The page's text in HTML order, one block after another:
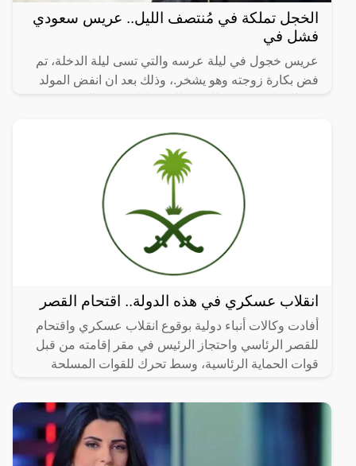
الخجل تملكة في مُنتصف الليل.. عريس سعودي
فشل في
عريس خجول في ليلة عرسه والتي تسى ليلة الدخلة، تم
فض بكارة زوجته وهو يشخر.، وذلك بعد ان انفض المولد
انقلاب عسكري في هذه الدولة.. اقتحام القصر
أفادت وكالات أنباء دولية بوقوع انقلاب عسكري واقتحام
للقصر الرئاسي واحتجاز الرئيس في مقر إقامته من قبل
قوات الحماية الرئاسية، وسط تحرك للقوات المسلحة